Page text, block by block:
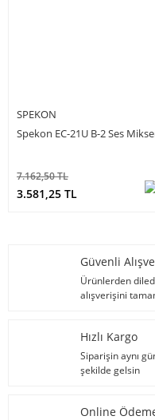
SPEKON
Spekon EC-21U B-2 Ses
7.162,50 TL
3.581,25 TL
Güvenli
Ürünlerden
alışverişini
Hızlı Kargo
Siparişin aynı
şekilde gelsin
Online